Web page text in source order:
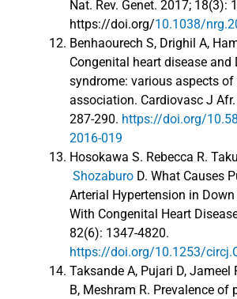
Nat. Rev. Genet. 2017; 18(3):
https://doi.org/10.1038/
Benhaourech S, Drighil A,
Congenital heart disease and
syndrome: various aspects
association. Cardiovasc J
287-290. https://doi.org/
2016-019
Hosokawa S. Rebecca R.
Shozaburo D. What Causes
Arterial Hypertension in
With Congenital Heart
82(6): 1347-4820.
https://doi.org/10.1253/
Taksande A, Pujari D, Jameel
B, Meshram R. Prevalence of